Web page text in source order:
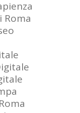
Roma